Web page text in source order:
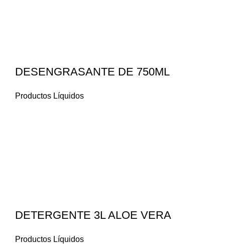
DESENGRASANTE DE 750ML
Productos Líquidos
DETERGENTE 3L ALOE VERA
Productos Líquidos